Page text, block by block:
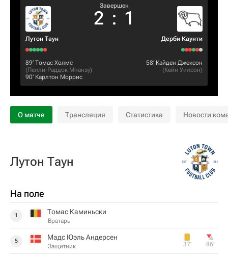
Лутон Таун
Завершен
2 : 1
Дерби Каунти
89‎’‎ Томас Холмс
(Пелли-Раддок Мпанзу)
90‎’‎ Карлтон Моррис
58‎’‎ Кайден Джексон
(Кейн Уилсон)
О матче Трансляция Статистика Новости
Лутон Таун
На поле
1 Томас Каминьски
Вратарь
5 Мадс Юэль Андерсен
Защитник 37‎’‎ 86‎’‎